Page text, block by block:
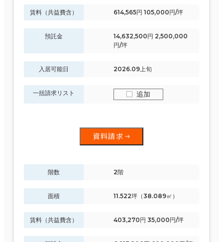
賃料（共益費含） 614,565円 105,000円/坪
預託金
14,632,500円 2,500,000
円/坪
入居可能日 2026.09上旬
一括請求リスト 追加
資料請求
階数 2階
面積 11.522坪（38.089㎡）
賃料（共益費含） 403,270円 35,000円/坪